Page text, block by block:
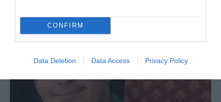
CONFIRM
Data Deletion Data Access Privacy Policy
27 Luglio 2026